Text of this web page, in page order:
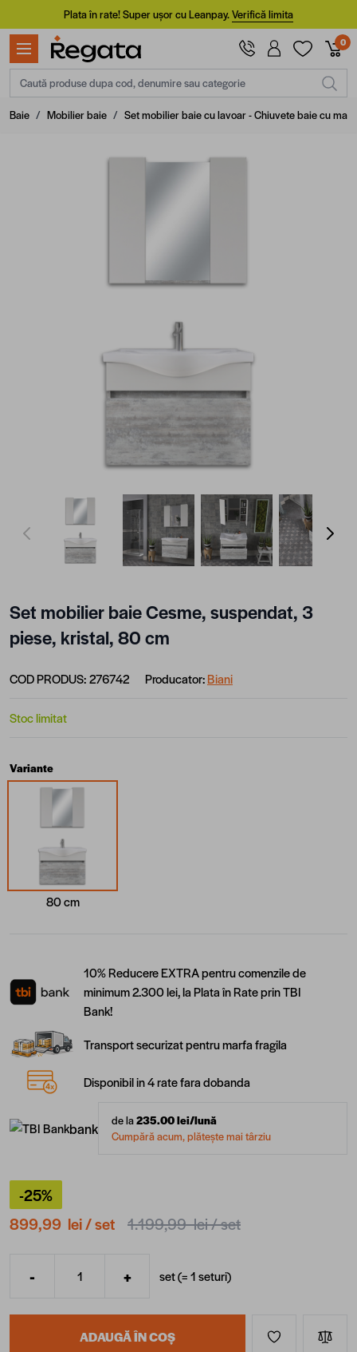
Mergi la ConținutPlata în rate! Super ușor cu Leanpay.Verifică limita
0
Caută produse dupa cod, denumire sau categorie
Baie / Mobilier baie / Set mobilier baie cu lavoar - Chiuvete baie cu
View larger imageView larger imageView larger image
Set mobilier baie Cesme, suspendat, 3
piese, kristal, 80 cm
COD PRODUS:276742 Producator:Biani
Stoc limitat
Variante
80 cm
10% Reducere EXTRA pentru comenzile de
minimum 2.300 lei, la Plata în Rate prin TBI
Bank!
Transport securizat pentru marfa fragila
Disponibil in 4 rate fara dobanda
bank de la235.00lei/lună
Cumpără acum, plătește mai târziu
-25%
899,99 lei/ set 1.199,99 lei/ set
Cantitate
- + set (=1seturi)
ADAUGĂ ÎN COȘ